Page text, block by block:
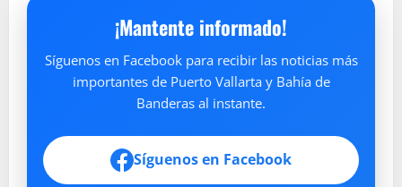
¡Mantente informado!
Síguenos en Facebook para recibir las noticias más
importantes de Puerto Vallarta y Bahía de
Banderas al instante.
Síguenos en Facebook